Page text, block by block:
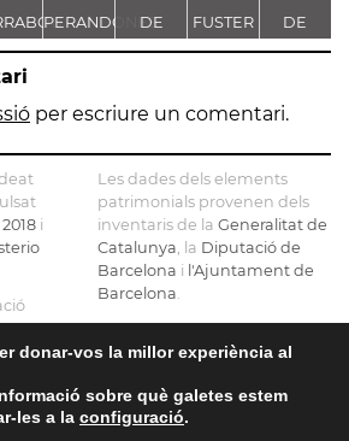
PERANDONES
- CASA
FARJAS
DE
NOSTRA
DE LA
FUSTER
DE
L'ANTIGA
C.E.L.O.
per escriure un comentari.
i
fer-
Les dades dels elements
patrimonials provenen dels
inventaris de la Generalitat de
Catalunya , la Diputació de
Barcelona i l'Ajuntament de
Barcelona
El mapa base ha estat
realitzat amb dades de la
, l'Institut Cartogràfic i
Geològic de Catalunya
donar-vos la millor experiència al
sobre què galetes estem
les a la configuració.